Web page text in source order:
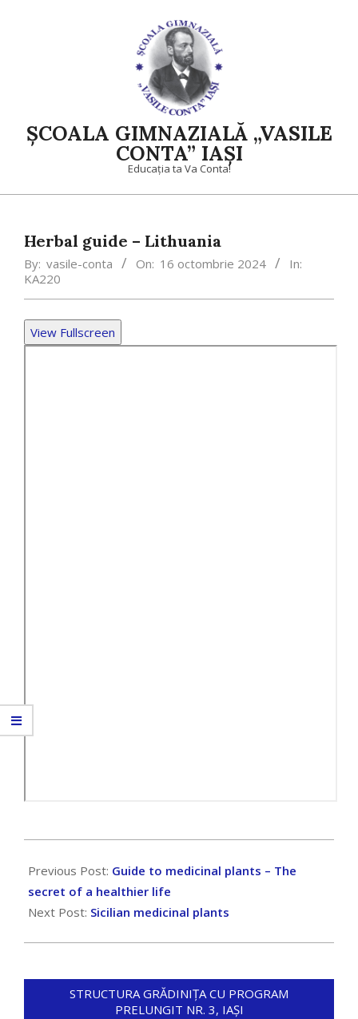
ȘCOALA GIMNAZIALĂ „VASILE
CONTA” IAȘI
Educația ta Va Conta!
MenuHerbal guide – Lithuania
By: vasile-conta On: 16 octombrie 2024
In:
KA220
View Fullscreen
10-
16
Previous Post: Guide to medicinal plants – The
secret of a healthier life
Next Post: Sicilian medicinal plants
STRUCTURA GRĂDINIȚA CU PROGRAM
PRELUNGIT NR. 3, IAȘI